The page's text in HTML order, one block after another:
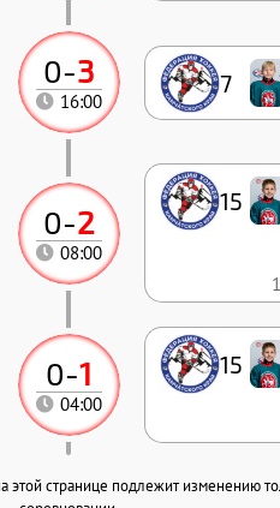
0-1
04:00
15
0-2
08:00
15
0-3
16:00
7
странице подлежит изменению